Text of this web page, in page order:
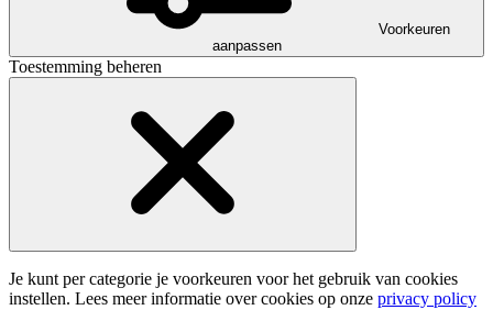
Voorkeuren
aanpassen
Toestemming beheren
Je kunt per categorie je voorkeuren voor het gebruik van cookies
instellen. Lees meer informatie over cookies op onze privacy policy